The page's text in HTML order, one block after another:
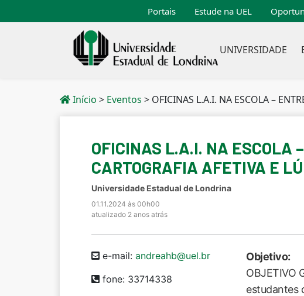
Portais Estude na UEL
UNIVERSIDADE
Início > Eventos > OFICINAS L.A.I. NA ESCOLA – ENTRE MAPAS E
OFICINAS L.A.I. NA ESCOLA
CARTOGRAFIA AFETIVA E
Universidade Estadual de Londrina
01.11.2024 às 00h00
atualizado 2 anos atrás
e-mail: andreahb@uel.br
fone: 33714338
Objetivo:
OBJETIVO
estudantes